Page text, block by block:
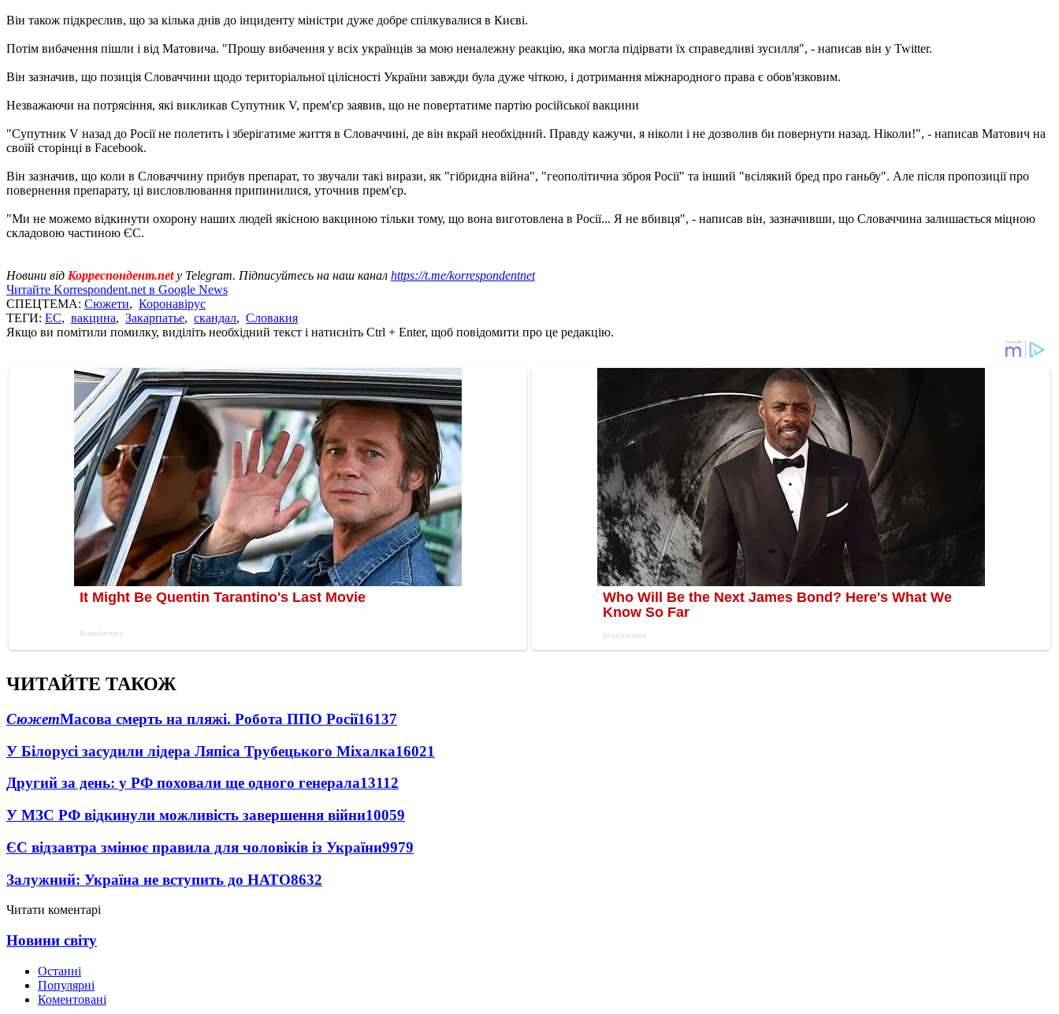
Він також підкреслив, що за кілька днів до інциденту міністри дуже добре спілкувалися в Києві.
Потім вибачення пішли і від Матовича. "Прошу вибачення у всіх українців за мою неналежну реакцію, яка могла підірвати їх справедливі зусилля", - написав він у Twitter.
Він зазначив, що позиція Словаччини щодо територіальної цілісності України завжди була дуже чіткою, і дотримання міжнародного права є обов'язковим.
Незважаючи на потрясіння, які викликав Супутник V, прем'єр заявив, що не повертатиме партію російської вакцини
"Супутник V назад до Росії не полетить і зберігатиме життя в Словаччині, де він вкрай необхідний. Правду кажучи, я ніколи і не дозволив би повернути назад. Ніколи!", - написав Матович на
своїй сторінці в Facebook.
Він зазначив, що коли в Словаччину прибув препарат, то звучали такі вирази, як "гібридна війна", "геополітична зброя Росії" та інший "всілякий бред про ганьбу". Але після пропозиції про
повернення препарату, ці висловлювання припинилися, уточнив прем'єр.
"Ми не можемо відкинути охорону наших людей якісною вакциною тільки тому, що вона виготовлена ​​в Росії... Я не вбивця", - написав він, зазначивши, що Словаччина залишається міцною
складовою частиною ЄС.
Новини від Корреспондент.netу Telegram. Підписуйтесь на наш канал https://t.me/korrespondentnet
Читайте Korrespondent.net в Google News
СПЕЦТЕМА: Сюжети, Коронавірус
ТЕГИ: ЕС, вакцина, Закарпатье, скандал, Словакия
Якщо ви помітили помилку, виділіть необхідний текст і натисніть Ctrl + Enter, щоб повідомити про це редакцію.
ЧИТАЙТЕ ТАКОЖ
СюжетМасова смерть на пляжі. Робота ППО Росії16137
У Білорусі засудили лідера Ляпіса Трубецького Міхалка16021
Другий за день: у РФ поховали ще одного генерала13112
У МЗС РФ відкинули можливість завершення війни10059
ЄС відзавтра змінює правила для чоловіків із України9979
Залужний: Україна не вступить до НАТО8632
Читати коментарі
Новини світу
Останні
Популярні
Коментовані